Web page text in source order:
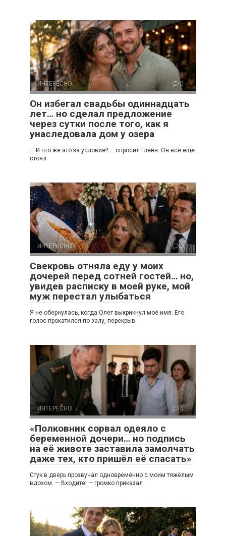
ИНТЕРЕСНО 0
Он избегал свадьбы одиннадцать
лет… но сделал предложение
через сутки после того, как я
унаследовала дом у озера
— И что же это за условие? — спросил Гленн. Он всё ещё
стоял
ИНТЕРЕСНО 0
Свекровь отняла еду у моих
дочерей перед сотней гостей… но,
увидев расписку в моей руке, мой
муж перестал улыбаться
Я не обернулась, когда Олег выкрикнул моё имя. Его
голос прокатился по залу, перекрыв
ИНТЕРЕСНО 0
«Полковник сорвал одеяло с
беременной дочери… но подпись
на её животе заставила замолчать
даже тех, кто пришёл её спасать»
Стук в дверь прозвучал одновременно с моим тяжёлым
вдохом. — Входите! — громко приказал